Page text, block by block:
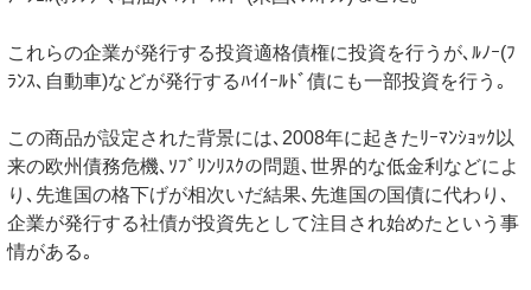
これらの企業が発行する投資適格債権に投資を行うが､ﾙﾉｰ(ﾌ
ﾗﾝｽ､自動車)などが発行するﾊｲｲｰﾙﾄﾞ債にも一部投資を行う｡
この商品が設定された背景には､2008年に起きたﾘｰﾏﾝｼｮｯｸ以
来の欧州債務危機､ｿﾌﾞﾘﾝﾘｽｸの問題､世界的な低金利などによ
り､先進国の格下げが相次いだ結果､先進国の国債に代わり､
企業が発行する社債が投資先として注目され始めたという事
情がある｡